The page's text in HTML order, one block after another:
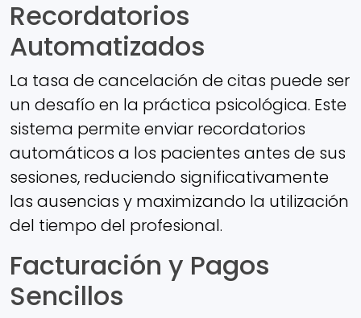
Recordatorios
Automatizados
La tasa de cancelación de citas puede ser
un desafío en la práctica psicológica. Este
sistema permite enviar recordatorios
automáticos a los pacientes antes de sus
sesiones, reduciendo significativamente
las ausencias y maximizando la utilización
del tiempo del profesional.
Facturación y Pagos
Sencillos